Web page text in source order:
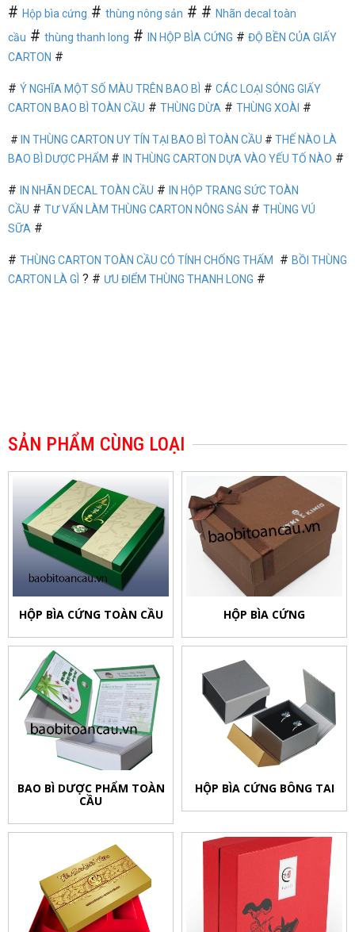
# Hộp bìa cứng # thùng nông sản # # Nhãn decal toàn
cầu # thùng thanh long # IN HỘP BÌA CỨNG # ĐỘ BỀN CỦA GIẤY
CARTON #
# Ý NGHĨA MỘT SỐ MÀU TRÊN BAO BÌ # CÁC LOẠI SÓNG GIẤY
CARTON BAO BÌ TOÀN CẦU # THÙNG DỪA # THÙNG XOÀI #
# IN THÙNG CARTON UY TÍN TẠI BAO BÌ TOÀN CẦU # THẾ NÀO LÀ
BAO BÌ DƯỢC PHẨM # IN THÙNG CARTON DỰA VÀO YẾU TỐ NÀO #
# IN NHÃN DECAL TOÀN CẦU #
IN HỘP TRANG SỨC TOÀN
CẦU # TƯ VẤN LÀM THÙNG CARTON NÔNG SẢN # THÙNG VÚ
SỮA #
# THÙNG CARTON TOÀN CẦU CÓ TÍNH CHỐNG THẤM # BỒI THÙNG
CARTON LÀ GÌ ? # ƯU ĐIỂM THÙNG THANH LONG #
SẢN PHẨM CÙNG LOẠI
HỘP BÌA CỨNG TOÀN CẦU HỘP BÌA CỨNG
BAO BÌ DƯỢC PHẨM TOÀN
CẦU
HỘP BÌA CỨNG BÔNG TAI